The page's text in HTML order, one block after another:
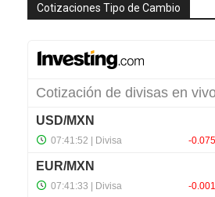
Cotizaciones Tipo de Cambio